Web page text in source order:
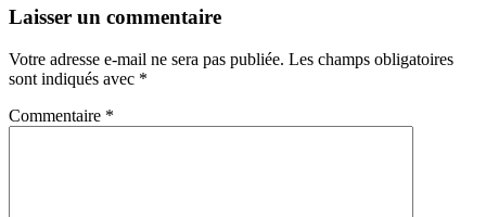
Navigation
articles
←
→
Laisser un commentaire
Votre adresse e-mail ne sera pas publiée. Les champs obligatoires
sont indiqués avec *
Commentaire *